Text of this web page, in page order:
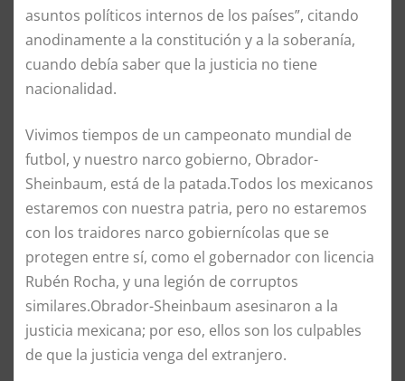
asuntos políticos internos de los países”, citando
anodinamente a la constitución y a la soberanía,
cuando debía saber que la justicia no tiene
nacionalidad.
Vivimos tiempos de un campeonato mundial de
futbol, y nuestro narco gobierno, Obrador-
Sheinbaum, está de la patada.Todos los mexicanos
estaremos con nuestra patria, pero no estaremos
con los traidores narco gobiernícolas que se
protegen entre sí, como el gobernador con licencia
Rubén Rocha, y una legión de corruptos
similares.Obrador-Sheinbaum asesinaron a la
justicia mexicana; por eso, ellos son los culpables
de que la justicia venga del extranjero.